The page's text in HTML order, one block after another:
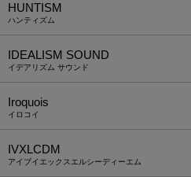
HUNTISM
ハンティズム
IDEALISM SOUND
イデアリズム サウンド
Iroquois
イロコイ
IVXLCDM
アイブイエックスエルシーディーエム